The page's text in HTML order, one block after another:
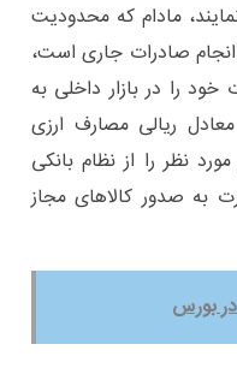
مادام که محدودیت
صادرات جاری است،
خود را در بازار داخلی به
ریالی مصارف ارزی
نظر را از نظام بانکی
به صدور کالاهای مجاز